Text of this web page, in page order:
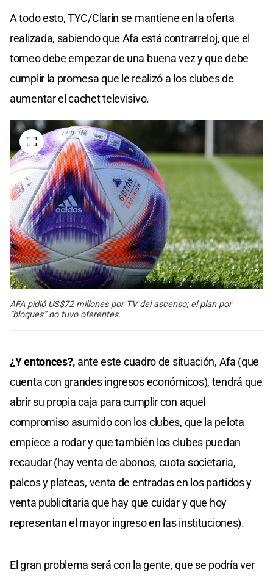
A todo esto, TYC/Clarín se mantiene en la oferta
realizada, sabiendo que Afa está contrarreloj, que el
torneo debe empezar de una buena vez y que debe
cumplir la promesa que le realizó a los clubes de
aumentar el cachet televisivo.
AFA pidió US$72 millones por TV del ascenso; el plan por
“bloques” no tuvo oferentes.
¿Y entonces?, ante este cuadro de situación, Afa (que
cuenta con grandes ingresos económicos), tendrá que
abrir su propia caja para cumplir con aquel
compromiso asumido con los clubes, que la pelota
empiece a rodar y que también los clubes puedan
recaudar (hay venta de abonos, cuota societaria,
palcos y plateas, venta de entradas en los partidos y
venta publicitaria que hay que cuidar y que hoy
representan el mayor ingreso en las instituciones).
El gran problema será con la gente, que se podría ver